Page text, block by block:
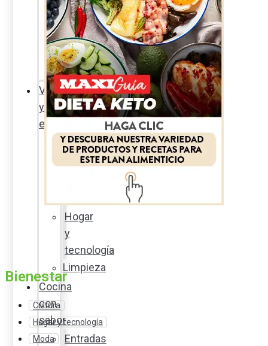
Sexualidad
responsable
En
la
percha
Vida
y
estilo
Productos
nuevos
Hogar
y
tecnología
Limpieza
Cocina
con
sabor
Entradas
Bienestar
Cultura
Hogar y tecnología
Moda